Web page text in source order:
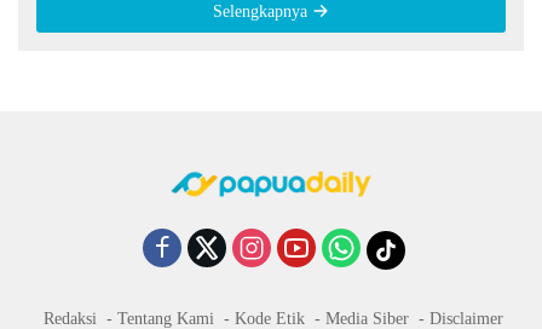
Selengkapnya
Redaksi Tentang Kami Kode Etik Media Siber Disclaimer